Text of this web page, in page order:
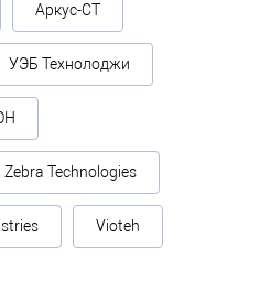
Аркус-СТ
УЭБ Технолоджи
Zebra Technologies
Vioteh